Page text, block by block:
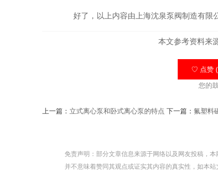
好了，以上内容由上海沈泉泵阀制造有限
本文参考资料来
♡ 点赞
您的
上一篇： 立式离心泵和卧式离心泵的特点 下一篇： 氟塑料
免责声明：部分文章信息来源于网络以及网友投稿，
并不意味着赞同其观点或证实其内容的真实性，如本